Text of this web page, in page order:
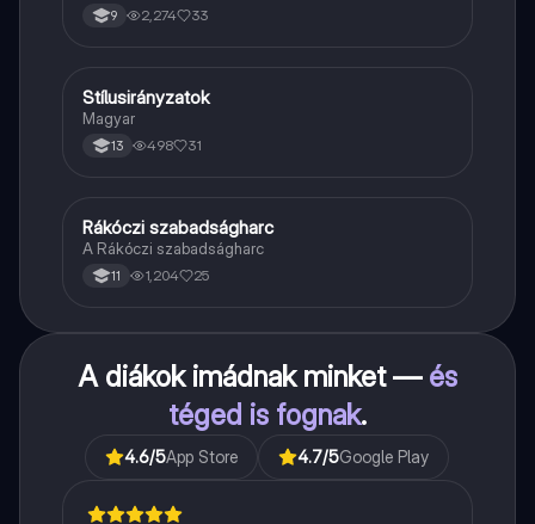
9 2,274 33
Magyar
Stílusirányzatok
Magyar
13 498 31
Töri
Rákóczi szabadságharc
A Rákóczi szabadságharc
11 1,204 25
A diákok imádnak minket — és
téged is fognak.
4.6/5App Store 4.7/5Google Play